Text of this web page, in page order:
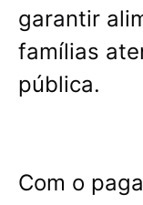
garantir
famílias
pública.
Com o